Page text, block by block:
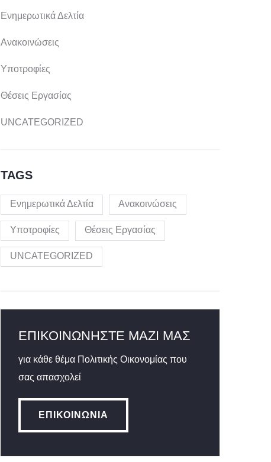
Ενημερωτικά Δελτία
Ανακοινώσεις
Υποτροφίες
Θέσεις Εργασίας
UNCATEGORIZED
TAGS
Ενημερωτικά Δελτία Ανακοινώσεις
Υποτροφίες Θέσεις Εργασίας
UNCATEGORIZED
ΕΠΙΚΟΙΝΩΝΉΣΤΕ ΜΑΖΊ ΜΑΣ
για κάθε θέμα Πολιτικής Οικονομίας που
σας απασχολεί
ΕΠΙΚΟΙΝΩΝΊΑ